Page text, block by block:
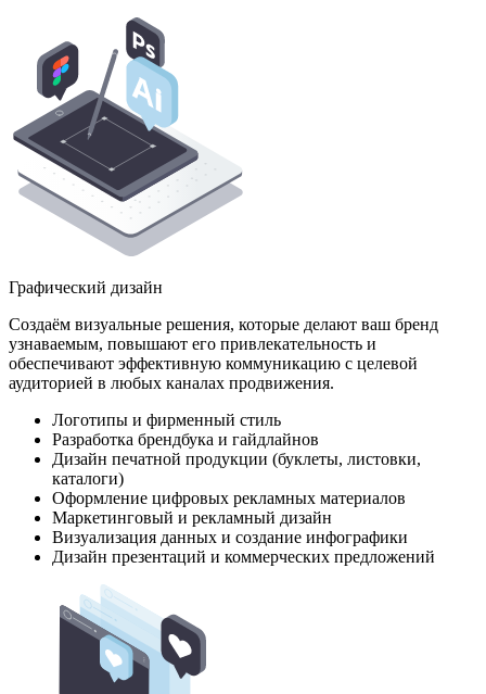
Графический дизайн
Создаём визуальные решения, которые делают ваш бренд
узнаваемым, повышают его привлекательность и
обеспечивают эффективную коммуникацию с целевой
аудиторией в любых каналах продвижения.
Логотипы и фирменный стиль
Разработка брендбука и гайдлайнов
Дизайн печатной продукции (буклеты, листовки,
каталоги)
Оформление цифровых рекламных материалов
Маркетинговый и рекламный дизайн
Визуализация данных и создание инфографики
Дизайн презентаций и коммерческих предложений